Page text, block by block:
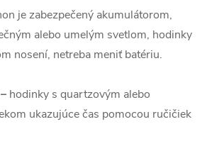
je zabezpečený akumulátorom,
alebo umelým svetlom, hodinky
nosení, netreba meniť batériu.
hodinky s quartzovým alebo
ukazujúce čas pomocou ručičiek